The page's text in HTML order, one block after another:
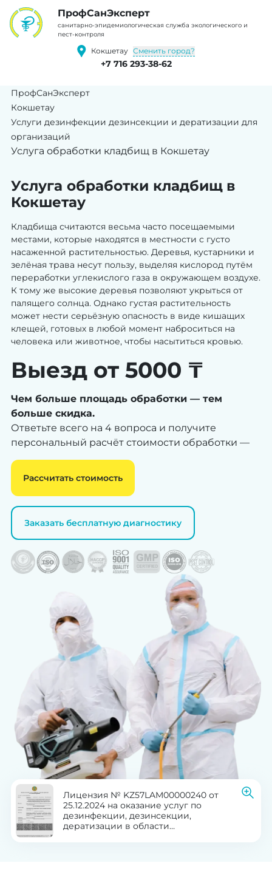
ПрофCанЭксперт
cанитарно-эпидемиологическая служба экологического и
пест-контроля
Кокшетау Сменить город?
+7 716 293-38-62
ПрофСанЭксперт
Кокшетау
Услуги дезинфекции дезинсекции и дератизации для
организаций
Услуга обработки кладбищ в Кокшетау
Услуга обработки кладбищ в
Кокшетау
Кладбища считаются весьма часто посещаемыми
местами, которые находятся в местности с густо
насаженной растительностью. Деревья, кустарники и
зелёная трава несут пользу, выделяя кислород путём
переработки углекислого газа в окружающем воздухе.
К тому же высокие деревья позволяют укрыться от
палящего солнца. Однако густая растительность
может нести серьёзную опасность в виде кишащих
клещей, готовых в любой момент наброситься на
человека или животное, чтобы насытиться кровью.
Выезд от 5000 ₸
Чем больше площадь обработки — тем
больше скидка.
Ответьте всего на 4 вопроса и получите
персональный расчёт стоимости обработки —
Рассчитать стоимость
Заказать бесплатную диагностику
Лицензия № KZ57LAM00000240 от
25.12.2024 на оказание услуг по
дезинфекции, дезинсекции,
дератизации в области